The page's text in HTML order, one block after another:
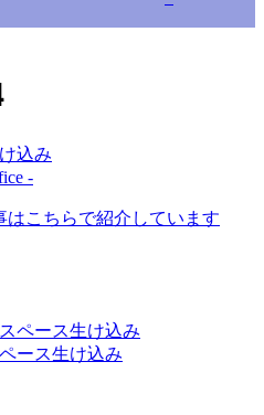
込み
-
はこちらで紹介しています
ース生け込み